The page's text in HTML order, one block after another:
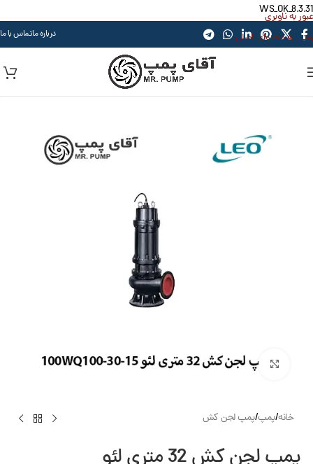
WS_OK_8.3.31
عبور به ناوبری
رفتن به محتوای اصلی
درباره ماتماس با ما
بزرگنمایی تصویر
خانه/پمپ/پمپ لجن کش